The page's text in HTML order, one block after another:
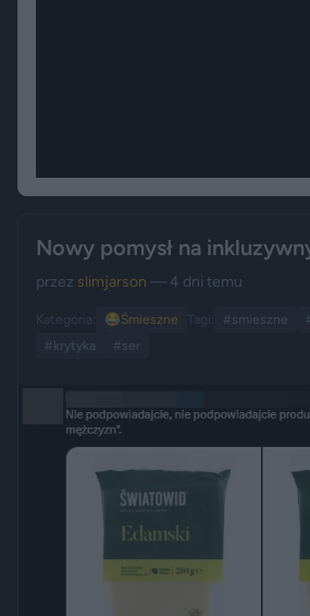
Nowy pomysł na
przez slimjarson — 4 dni temu
Kategoria: 😂Śmieszne Tagi: #smieszne
#krytyka
#ser